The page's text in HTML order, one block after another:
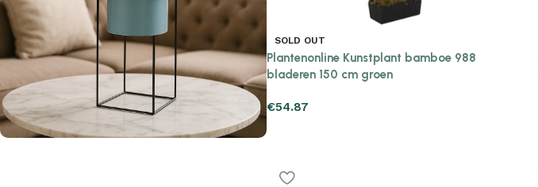
SOLD OUT
Plantenonline Kunstplant bamboe 988
bladeren 150 cm groen
€54.87